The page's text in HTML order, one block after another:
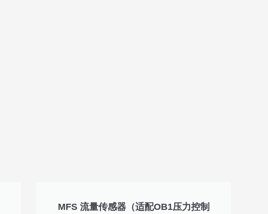
MFS 流量传感器（适配OB1压力控制